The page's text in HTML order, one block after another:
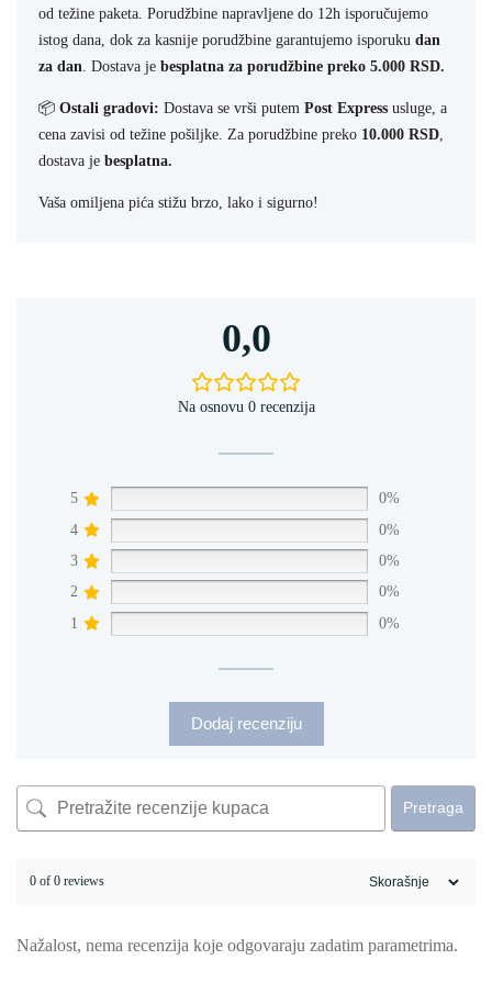
od težine paketa. Porudžbine napravljene do 12h isporučujemo
istog dana, dok za kasnije porudžbine garantujemo isporuku dan
za dan. Dostava je besplatna za porudžbine preko 5.000 RSD.
📦 Ostali gradovi: Dostava se vrši putem Post Express usluge, a
cena zavisi od težine pošiljke. Za porudžbine preko 10.000 RSD,
dostava je besplatna.
Vaša omiljena pića stižu brzo, lako i sigurno!
0,0
Na osnovu 0 recenzija
5
0%
4
0%
3
0%
2
0%
1
0%
Dodaj recenziju
Pretraga
0 of 0 reviews
Nažalost, nema recenzija koje odgovaraju zadatim parametrima.